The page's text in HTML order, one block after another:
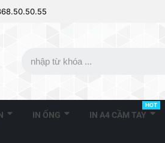
IN ỐNG IN A4 CẦM TAY
HOT